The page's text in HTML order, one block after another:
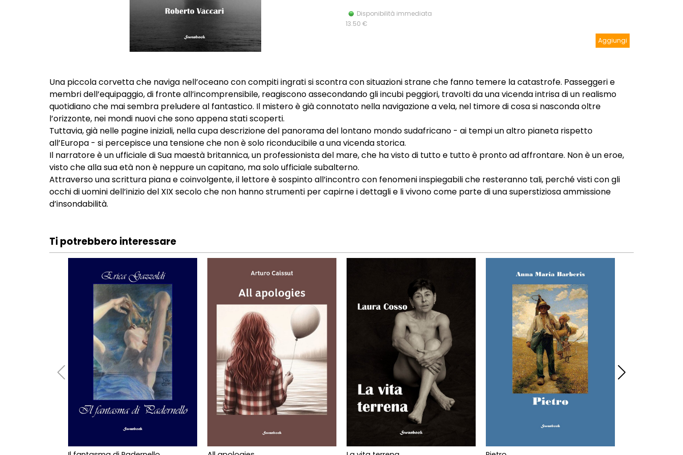
Disponibilità immediata
13.50 €
Aggiungi
Una piccola corvetta che naviga nell’oceano con compiti ingrati si scontra con situazioni strane che fanno temere la catastrofe. Passeggeri e
membri dell’equipaggio, di fronte all’incomprensibile, reagiscono assecondando gli incubi peggiori, travolti da una vicenda intrisa di un realismo
quotidiano che mai sembra preludere al fantastico. Il mistero è già connotato nella navigazione a vela, nel timore di cosa si nasconda oltre
l’orizzonte, nei mondi nuovi che sono appena stati scoperti.
Tuttavia, già nelle pagine iniziali, nella cupa descrizione del panorama del lontano mondo sudafricano - ai tempi un altro pianeta rispetto
all’Europa - si percepisce una tensione che non è solo riconducibile a una vicenda storica.
Il narratore è un ufficiale di Sua maestà britannica, un professionista del mare, che ha visto di tutto e tutto è pronto ad affrontare. Non è un eroe,
visto che alla sua età non è neppure un capitano, ma solo ufficiale subalterno.
Attraverso una scrittura piana e coinvolgente, il lettore è sospinto all’incontro con fenomeni inspiegabili che resteranno tali, perché visti con gli
occhi di uomini dell’inizio del XIX secolo che non hanno strumenti per capirne i dettagli e li vivono come parte di una superstiziosa ammissione
d’insondabilità.
Ti potrebbero interessare